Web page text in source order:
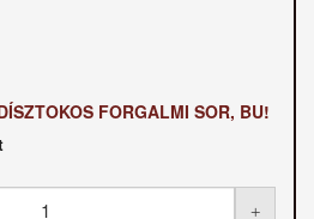
FORGALMI SOR, BU!